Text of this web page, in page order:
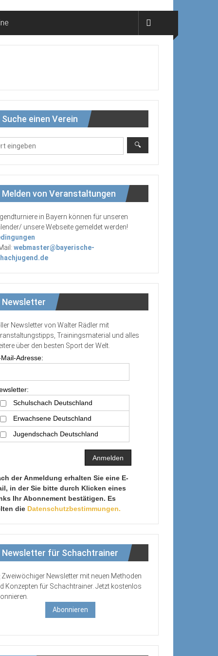
Suche einen Verein
Melden von Veranstaltungen
in Bayern können für unseren
unsere Webseite gemeldet werden!
webmaster@bayerische-
Newsletter
Newsletter von Walter Rädler mit
Trainingsmaterial und alles
über den besten Sport der Welt.
Mail-Adresse:
Schulschach Deutschland
Erwachsene Deutschland
Jugendschach Deutschland
der Anmeldung erhalten Sie eine E-
in der Sie bitte durch Klicken eines
Ihr Abonnement bestätigen. Es
die Datenschutzbestimmungen.
Newsletter für Schachtrainer
Zweiwöchiger Newsletter mit neuen Methoden
Konzepten für Schachtrainer. Jetzt kostenlos
Abonnieren